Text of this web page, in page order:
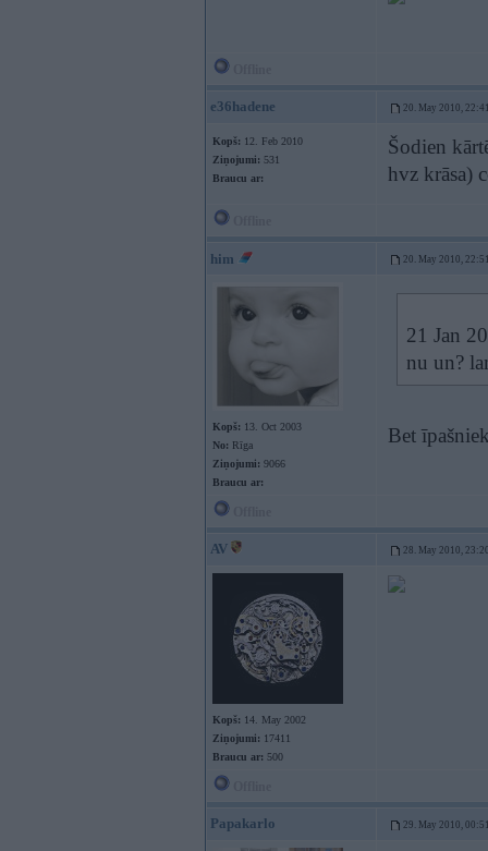
e36hadene 20. May 2010,
Kopš: 12. Feb 2010
Ziņojumi: 531
Braucu ar:
Šodien
hvz krāsa)
him 20. May 2010,
Kopš: 13. Oct 2003
No: Rīga
Ziņojumi: 9066
Braucu ar:
21 Jan
nu un?
Bet
AV 28. May 2010,
Kopš: 14. May 2002
Ziņojumi: 17411
Braucu ar: 500
Papakarlo 29. May 2010,